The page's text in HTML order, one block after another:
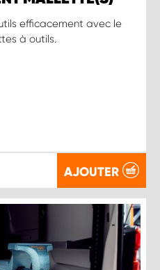
efficacement avec le
à outils.
AJOUTER